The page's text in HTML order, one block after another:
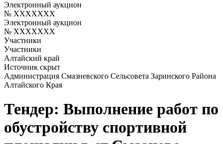
Электронный аукцион
№ XXXXXXX
Электронный аукцион
№ XXXXXXX
Участники
Участники
Алтайский край
Источник скрыт
Администрация Смазневского Сельсовета Заринского Района
Алтайского Края
Тендер: Выполнение работ по
обустройству спортивной